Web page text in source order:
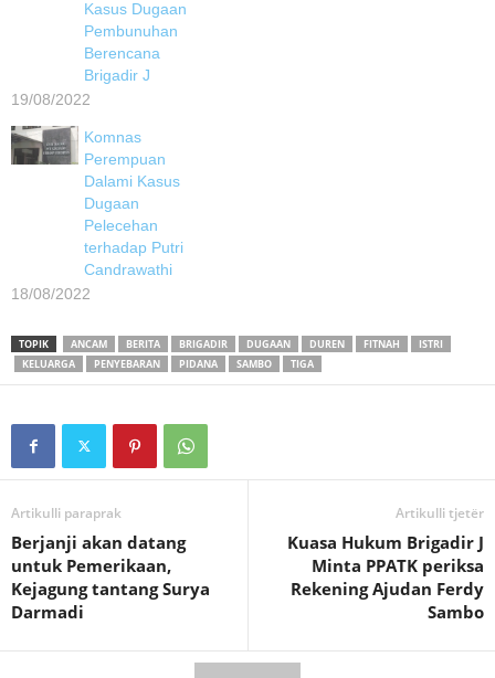
Kasus Dugaan
Pembunuhan
Berencana
Brigadir J
19/08/2022
Komnas
Perempuan
Dalami Kasus
Dugaan
Pelecehan
terhadap Putri
Candrawathi
18/08/2022
TOPIK ANCAM BERITA BRIGADIR DUGAAN DUREN FITNAH
ISTRI
KELUARGA
PENYEBARAN PIDANA SAMBO TIGA
Artikulli paraprak
Berjanji akan datang
untuk Pemerikaan,
Kejagung tantang Surya
Darmadi
Artikulli tjetër
Kuasa Hukum Brigadir J
Minta PPATK periksa
Rekening Ajudan Ferdy
Sambo